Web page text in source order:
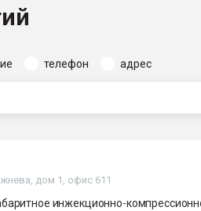
телефон адрес
дом 1, офис 611
инжекционно-